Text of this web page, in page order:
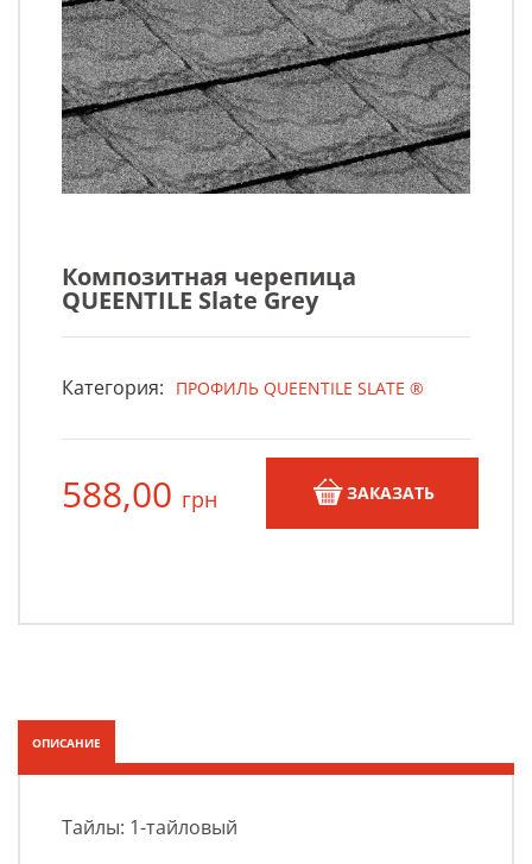
Композитная черепица
QUEENTILE Slate Grey
Категория: ПРОФИЛЬ QUEENTILE SLATE ®
588,00 грн ЗАКАЗАТЬ
ОПИСАНИЕ
Тайлы: 1-тайловый